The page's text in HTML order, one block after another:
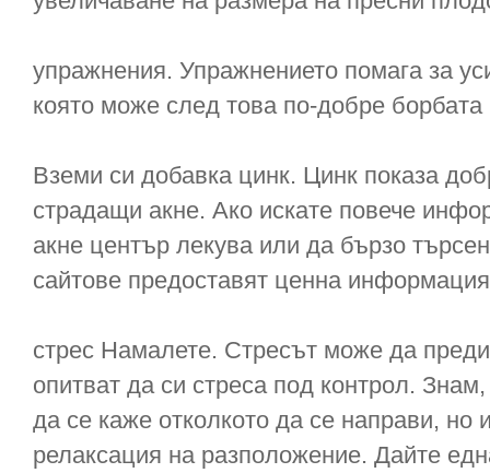
упражнения. Упражнението помага за
която може след това по-добре
Вземи си добавка цинк. Цинк показа
страдащи акне. Ако искате повече
акне център лекува или да бързо
сайтове предоставят ценна
стрес Намалете. Стресът може да
опитват да си стреса под контрол.
да се каже отколкото да се направи, но
релаксация на разположение. Дайте